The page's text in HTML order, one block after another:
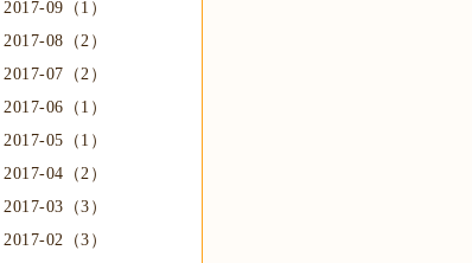
2017-09（1）
2017-08（2）
2017-07（2）
2017-06（1）
2017-05（1）
2017-04（2）
2017-03（3）
2017-02（3）